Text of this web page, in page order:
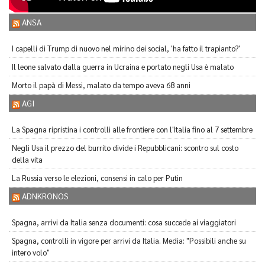
ANSA
I capelli di Trump di nuovo nel mirino dei social, 'ha fatto il trapianto?'
Il leone salvato dalla guerra in Ucraina e portato negli Usa è malato
Morto il papà di Messi, malato da tempo aveva 68 anni
AGI
La Spagna ripristina i controlli alle frontiere con l'Italia fino al 7 settembre
Negli Usa il prezzo del burrito divide i Repubblicani: scontro sul costo
della vita
La Russia verso le elezioni, consensi in calo per Putin
ADNKRONOS
Spagna, arrivi da Italia senza documenti: cosa succede ai viaggiatori
Spagna, controlli in vigore per arrivi da Italia. Media: "Possibili anche su
intero volo"